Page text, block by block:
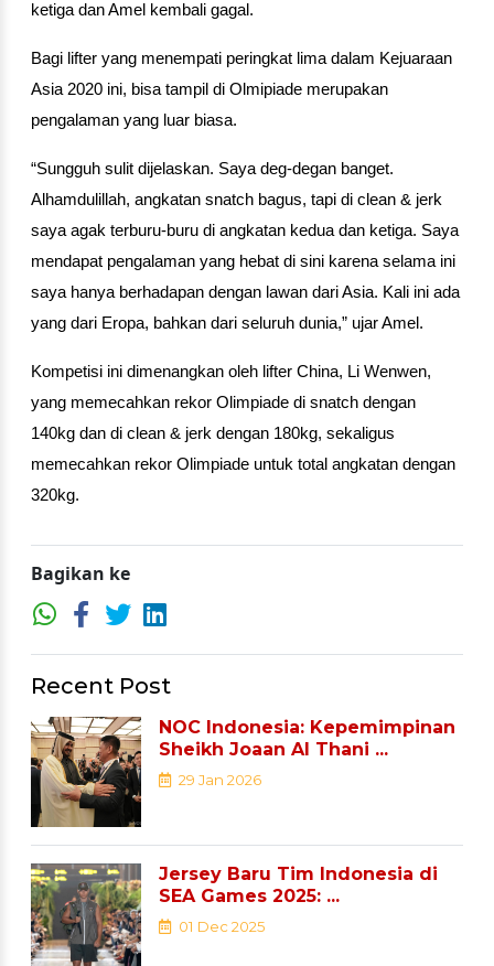
ketiga dan Amel kembali gagal.
Bagi lifter yang menempati peringkat lima dalam Kejuaraan
Asia 2020 ini, bisa tampil di Olmipiade merupakan
pengalaman yang luar biasa.
“Sungguh sulit dijelaskan. Saya deg-degan banget.
Alhamdulillah, angkatan snatch bagus, tapi di clean & jerk
saya agak terburu-buru di angkatan kedua dan ketiga. Saya
mendapat pengalaman yang hebat di sini karena selama ini
saya hanya berhadapan dengan lawan dari Asia. Kali ini ada
yang dari Eropa, bahkan dari seluruh dunia,” ujar Amel.
Kompetisi ini dimenangkan oleh lifter China, Li Wenwen,
yang memecahkan rekor Olimpiade di snatch dengan
140kg dan di clean & jerk dengan 180kg, sekaligus
memecahkan rekor Olimpiade untuk total angkatan dengan
320kg.
Bagikan ke
Recent Post
NOC Indonesia: Kepemimpinan
Sheikh Joaan Al Thani ...
29 Jan 2026
Jersey Baru Tim Indonesia di
SEA Games 2025: ...
01 Dec 2025